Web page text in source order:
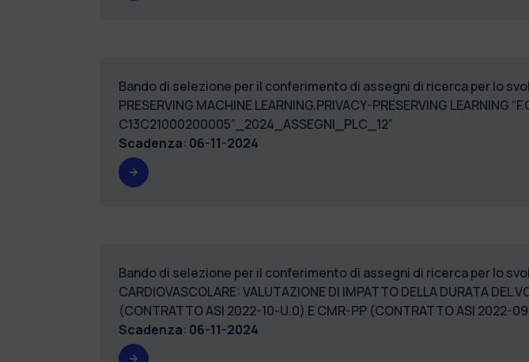
Bando di selezione per il conferimento di assegni di ricerca per lo
PRESERVING MACHINE LEARNING.PRIVACY-PRESERVING LEARNING
Scadenza: 06-11-2024
Bando di selezione per il conferimento di assegni di ricerca per lo
CARDIOVASCOLARE: VALUTAZIONE DI IMPATTO DELLA DURATA DEL
(CONTRATTO ASI 2022-10-U.0) E CMR-PP (CONTRATTO ASI
Scadenza: 06-11-2024